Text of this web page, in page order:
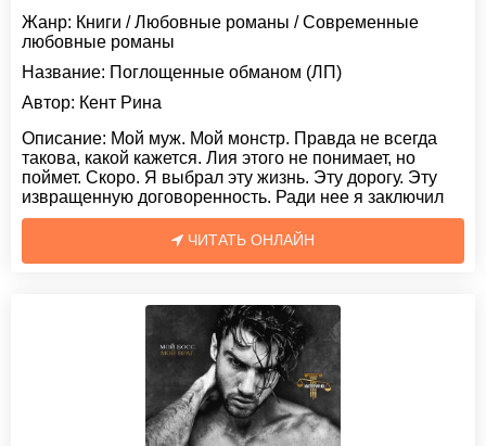
Жанр: Книги /Любовные романы /Современные
любовные романы
Название: Поглощенные обманом (ЛП)
Автор: Кент Рина
Описание: Мой муж. Мой монстр. Правда не всегда
такова, какой кажется. Лия этого не понимает, но
поймет. Скоро. Я выбрал эту жизнь. Эту дорогу. Эту
извращенную договоренность. Ради нее я заключил
ЧИТАТЬ ОНЛАЙН